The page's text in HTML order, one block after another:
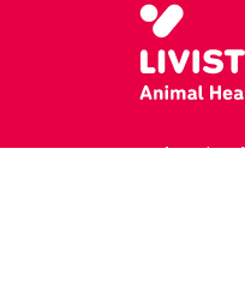
A member of